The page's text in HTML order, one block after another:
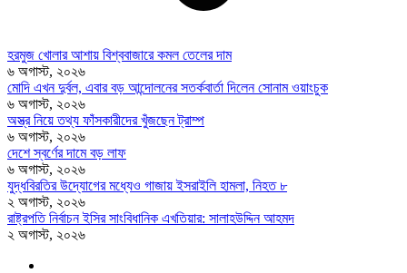
হরমুজ খোলার আশায় বিশ্ববাজারে কমল তেলের দাম
৬ অগাস্ট, ২০২৬
মোদি এখন দুর্বল, এবার বড় আন্দোলনের সতর্কবার্তা দিলেন সোনাম ওয়াংচুক
৬ অগাস্ট, ২০২৬
অস্ত্র নিয়ে তথ্য ফাঁসকারীদের খুঁজছেন ট্রাম্প
৬ অগাস্ট, ২০২৬
দেশে স্বর্ণের দামে বড় লাফ
৬ অগাস্ট, ২০২৬
যুদ্ধবিরতির উদ্যোগের মধ্যেও গাজায় ইসরাইলি হামলা, নিহত ৮
২ অগাস্ট, ২০২৬
রাষ্ট্রপতি নির্বাচন ইসির সাংবিধানিক এখতিয়ার: সালাহউদ্দিন আহমদ
২ অগাস্ট, ২০২৬